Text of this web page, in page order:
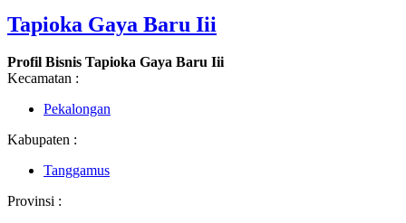
Tapioka Gaya Baru Iii
Profil Bisnis Tapioka Gaya Baru Iii
Kecamatan :
Pekalongan
Kabupaten :
Tanggamus
Provinsi :